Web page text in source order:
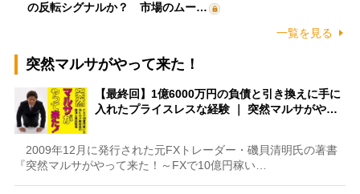
の反転シグナルか？ 市場のムー…
一覧を見る
突然マルサがやって来た！
【最終回】1億6000万円の負債と引き換えに手に
入れたプライスレスな経験 ｜ 突然マルサがや…
2009年12月に発行された元FXトレーダー・磯貝清明氏の著書
『突然マルサがやって来た！～FXで10億円稼い…